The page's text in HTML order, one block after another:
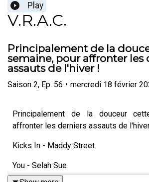
Play
V.R.A.C.
Principalement de la
semaine, pour affronter les
assauts de l'hiver !
Saison 2, Ep. 56 • mercredi 18 février
Principalement de la douceur
affronter les derniers assauts de
Kicks In - Maddy Street
You - Selah Sue